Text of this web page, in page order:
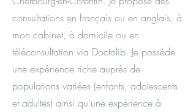
consultations en français ou en anglais, à
mon cabinet, à domicile ou en
téléconsultation via Doctolib. Je possède
une expérience riche auprès de
populations variées (enfants, adolescents
et adultes) ainsi qu'une expérience à